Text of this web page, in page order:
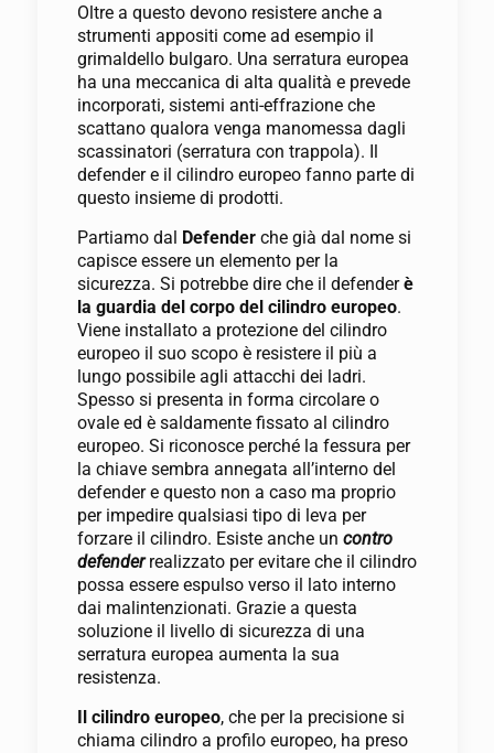
Oltre a questo devono resistere anche a
strumenti appositi come ad esempio il
grimaldello bulgaro. Una serratura europea
ha una meccanica di alta qualità e prevede
incorporati, sistemi anti-effrazione che
scattano qualora venga manomessa dagli
scassinatori (serratura con trappola). Il
defender e il cilindro europeo fanno parte di
questo insieme di prodotti.
Partiamo dal Defenderche già dal nome si
capisce essere un elemento per la
sicurezza. Si potrebbe dire che il defenderè
la guardia del corpo del cilindro europeo.
Viene installato a protezione del cilindro
europeo il suo scopo è resistere il più a
lungo possibile agli attacchi dei ladri.
Spesso si presenta in forma circolare o
ovale ed è saldamente fissato al cilindro
europeo. Si riconosce perché la fessura per
la chiave sembra annegata all’interno del
defender e questo non a caso ma proprio
per impedire qualsiasi tipo di leva per
forzare il cilindro. Esiste anche un contro
defenderrealizzato per evitare che il cilindro
possa essere espulso verso il lato interno
dai malintenzionati. Grazie a questa
soluzione il livello di sicurezza di una
serratura europea aumenta la sua
resistenza.
Il cilindro europeo, che per la precisione si
chiama cilindro a profilo europeo, ha preso